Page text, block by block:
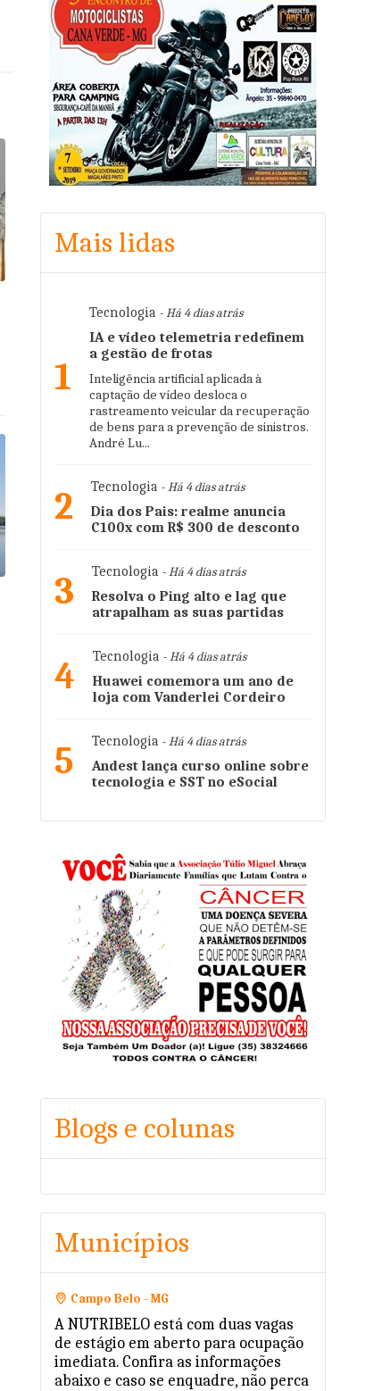
Mais lidas
1
Tecnologia - Há 4 dias atrás
IA e vídeo telemetria redefinem
a gestão de frotas
Inteligência artificial aplicada à
captação de vídeo desloca o
rastreamento veicular da recuperação
de bens para a prevenção de sinistros.
André Lu...
2 Tecnologia - Há 4 dias atrás
Dia dos Pais: realme anuncia
C100x com R$ 300 de desconto
3 Tecnologia - Há 4 dias atrás
Resolva o Ping alto e lag que
atrapalham as suas partidas
4 Tecnologia - Há 4 dias atrás
Huawei comemora um ano de
loja com Vanderlei Cordeiro
5 Tecnologia - Há 4 dias atrás
Andest lança curso online sobre
tecnologia e SST no eSocial
Blogs e colunas
Municípios
Campo Belo - MG
A NUTRIBELO está com duas vagas
de estágio em aberto para ocupação
imediata. Confira as informações
abaixo e caso se enquadre, não perca